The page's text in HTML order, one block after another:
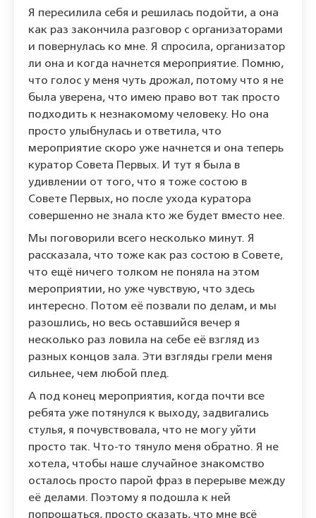
Я пересилила себя и решилась подойти, а она
как раз закончила разговор с организаторами
и повернулась ко мне. Я спросила, организатор
ли она и когда начнется мероприятие. Помню,
что голос у меня чуть дрожал, потому что я не
была уверена, что имею право вот так просто
подходить к незнакомому человеку. Но она
просто улыбнулась и ответила, что
мероприятие скоро уже начнется и она теперь
куратор Совета Первых. И тут я была в
удивлении от того, что я тоже состою в
Совете Первых, но после ухода куратора
совершенно не знала кто же будет вместо нее.
Мы поговорили всего несколько минут. Я
рассказала, что тоже как раз состою в Совете,
что ещё ничего толком не поняла на этом
мероприятии, но уже чувствую, что здесь
интересно. Потом её позвали по делам, и мы
разошлись, но весь оставшийся вечер я
несколько раз ловила на себе её взгляд из
разных концов зала. Эти взгляды грели меня
сильнее, чем любой плед.
А под конец мероприятия, когда почти все
ребята уже потянулся к выходу, задвигались
стулья, я почувствовала, что не могу уйти
просто так. Что-то тянуло меня обратно. Я не
хотела, чтобы наше случайное знакомство
осталось просто парой фраз в перерыве между
её делами. Поэтому я подошла к ней
попрощаться, просто сказать, что мне всё